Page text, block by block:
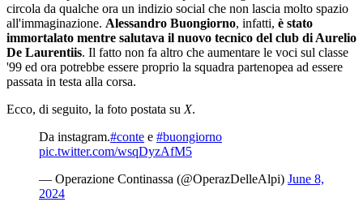
circola da qualche ora un indizio social che non lascia molto spazio
all'immaginazione. Alessandro Buongiorno, infatti, è stato
immortalato mentre salutava il nuovo tecnico del club di Aurelio
De Laurentiis. Il fatto non fa altro che aumentare le voci sul classe
'99 ed ora potrebbe essere proprio la squadra partenopea ad essere
passata in testa alla corsa.
Ecco, di seguito, la foto postata su X.
Da instagram.#conte e #buongiorno
pic.twitter.com/wsqDyzAfM5
— Operazione Continassa (@OperazDelleAlpi) June 8,
2024